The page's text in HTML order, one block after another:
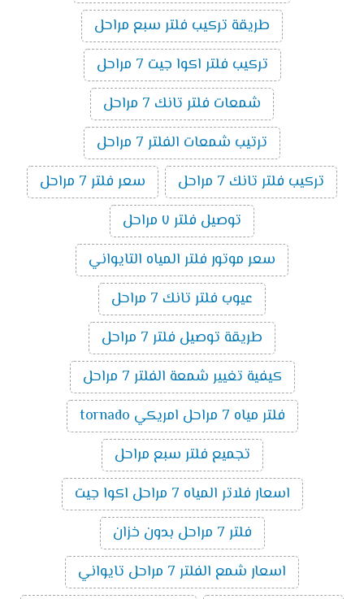
طريقة تركيب فلتر سبع مراحل
تركيب فلتر اكوا جيت 7 مراحل
شمعات فلتر تانك 7 مراحل
ترتيب شمعات الفلتر 7 مراحل
تركيب فلتر تانك 7 مراحل
سعر فلتر 7 مراحل
توصيل فلتر ٧ مراحل
سعر موتور فلتر المياه التايواني
عيوب فلتر تانك 7 مراحل
طريقة توصيل فلتر 7 مراحل
كيفية تغيير شمعة الفلتر 7 مراحل
فلتر مياه 7 مراحل امريكي tornado
تجميع فلتر سبع مراحل
اسعار فلاتر المياه 7 مراحل اكوا جيت
فلتر 7 مراحل بدون خزان
اسعار شمع الفلتر 7 مراحل تايواني